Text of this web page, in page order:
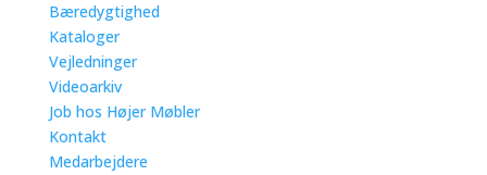
Bæredygtighed
Kataloger
Vejledninger
Videoarkiv
Job hos Højer Møbler
Kontakt
Medarbejdere